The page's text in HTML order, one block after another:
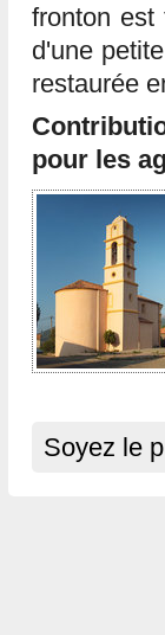
fronton est
d'une
restaurée
pour les
Soyez le